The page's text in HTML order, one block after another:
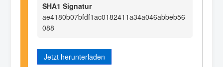
SHA1 Signatur
ae4180b07bfdf1ac0182411a34a046abbeb56
088
Jetzt herunterladen